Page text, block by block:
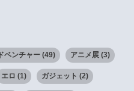
ベンチャー(49) アニメ展(3)
エロ (1) ガジェット (2)